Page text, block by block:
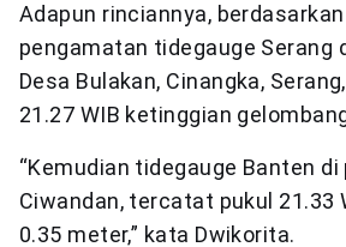
Adapun rinciannya, berdasarkan
pengamatan tidegauge Serang
Desa Bulakan, Cinangka,
21.27 WIB ketinggian
“Kemudian tidegauge Banten di
Ciwandan, tercatat pukul 21.33
0.35 meter,” kata Dwikorita.